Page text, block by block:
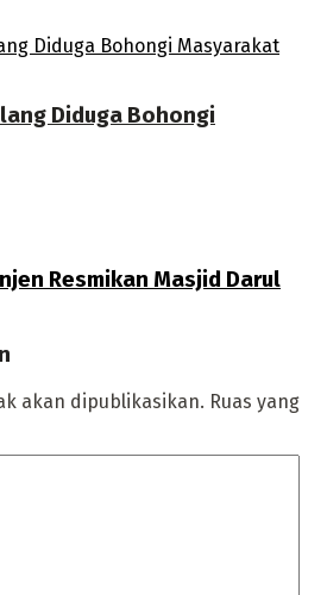
Diduga Bohongi
Resmikan Masjid Darul
akan dipublikasikan. Ruas yang